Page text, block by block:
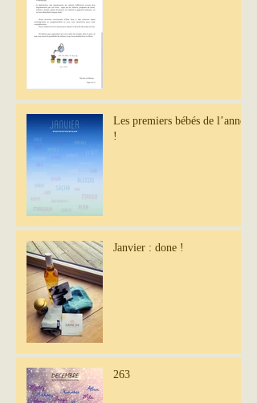
Les premiers bébés de l’année
!
Janvier : done !
263